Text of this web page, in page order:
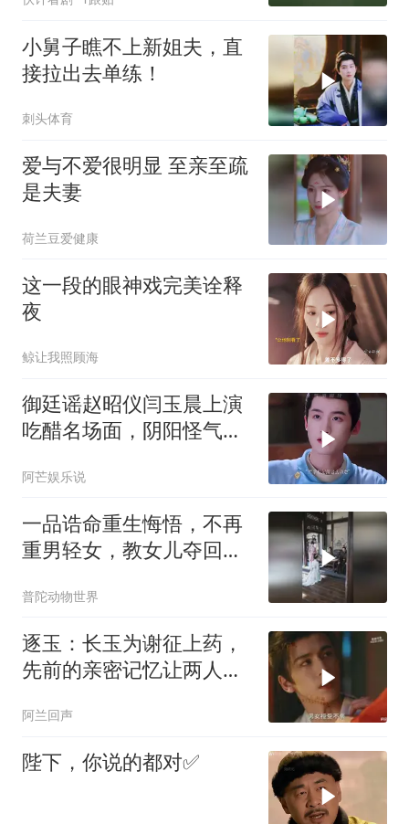
小舅子瞧不上新姐夫，直
接拉出去单练！
刺头体育
爱与不爱很明显 至亲至疏
是夫妻
荷兰豆爱健康
这一段的眼神戏完美诠释
夜
鲸让我照顾海
御廷谣赵昭仪闫玉晨上演
吃醋名场面，阴阳怪气句
阿芒娱乐说
一品诰命重生悔悟，不再
重男轻女，教女儿夺回嫁
普陀动物世界
逐玉：长玉为谢征上药，
先前的亲密记忆让两人情
阿兰回声
陛下，你说的都对✅